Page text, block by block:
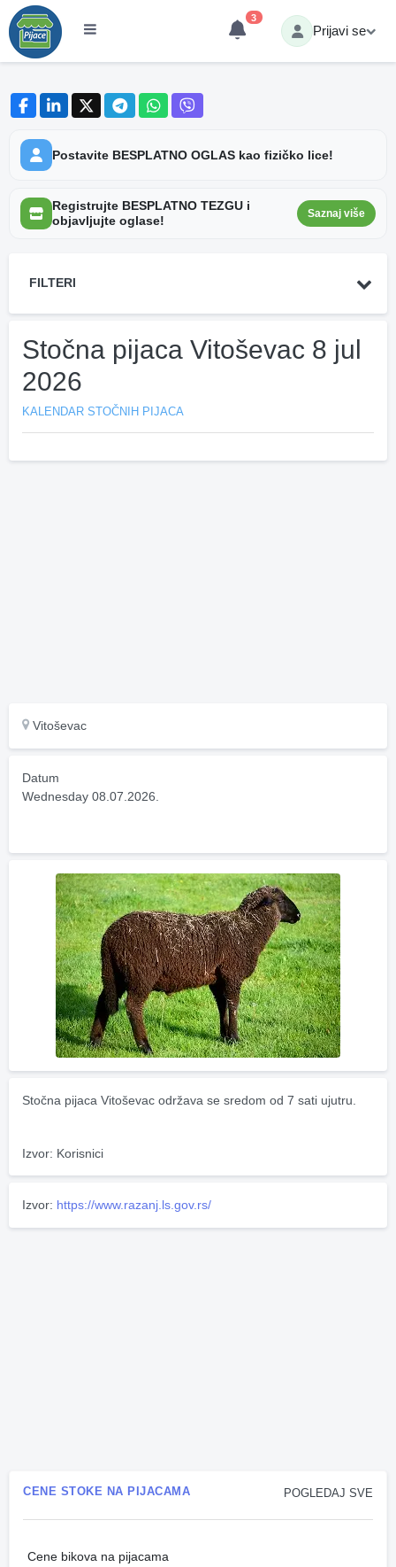
3
Prijavi se
Postavite BESPLATNO OGLAS kao fizičko lice!
Registrujte BESPLATNO TEZGU i
objavljujte oglase!
Saznaj više
FILTERI
Stočna pijaca Vitoševac 8 jul
2026
KALENDAR STOČNIH PIJACA
Vitoševac
Datum
Wednesday 08.07.2026.
Stočna pijaca Vitoševac održava se sredom od 7 sati ujutru.
Izvor: Korisnici
Izvor: https://www.razanj.ls.gov.rs/
POGLEDAJ SVE
CENE STOKE NA PIJACAMA
Cene bikova na pijacama